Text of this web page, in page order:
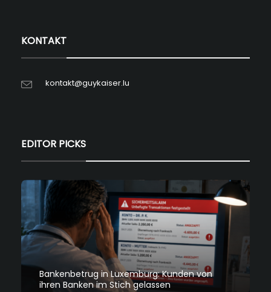
KONTAKT
kontakt@guykaiser.lu
EDITOR PICKS
Bankenbetrug in Luxemburg: Kunden von
ihren Banken im Stich gelassen